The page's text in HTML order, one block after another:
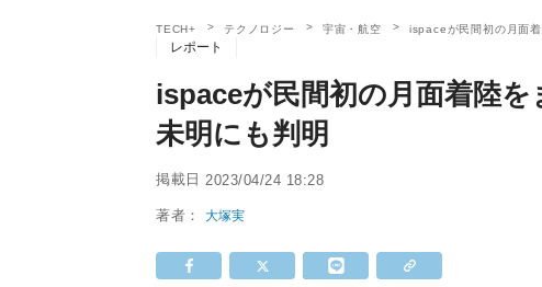
TECH+ テクノロジー 宇宙・航空 ispaceが民間初の月面
レポート
ispaceが民間初の月面着陸
未明にも判明
掲載日 2023/04/24 18:28
著者：大塚実